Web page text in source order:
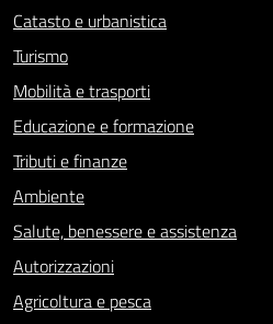
Catasto e urbanistica
Turismo
Mobilità e trasporti
Educazione e formazione
Tributi e finanze
Ambiente
Salute, benessere e assistenza
Autorizzazioni
Agricoltura e pesca